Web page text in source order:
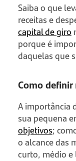
Saiba o que
receitas e
capital de giro
porque é
daquelas que
Como
A importância
sua pequena
objetivos;
o alcance das
curto, médio